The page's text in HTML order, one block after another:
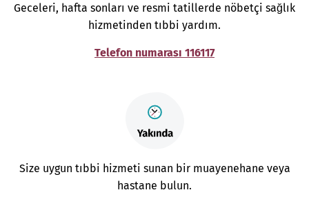
Geceleri, hafta sonları ve resmi tatillerde nöbetçi sağlık
hizmetinden tıbbi yardım.
Telefon numarası 116117
Size uygun tıbbi hizmeti sunan bir muayenehane veya
hastane bulun.